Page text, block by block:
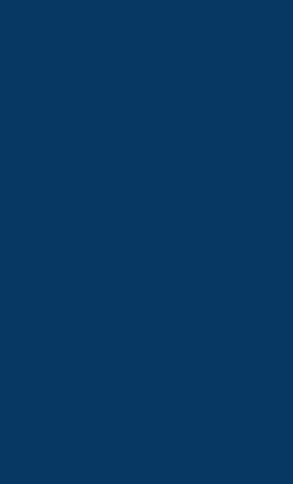
Song Toàn cung cấp máy phun bột
Máy phun bột trét có
Sử dụng máy phun bột